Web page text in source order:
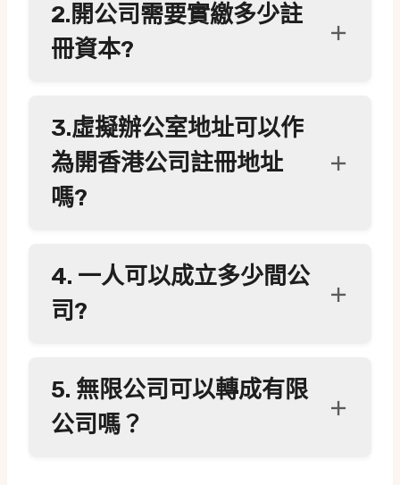
2.開公司需要實繳多少註
冊資本?
3.虛擬辦公室地址可以作
為開香港公司註冊地址
嗎?
4. 一人可以成立多少間公
司?
5. 無限公司可以轉成有限
公司嗎？